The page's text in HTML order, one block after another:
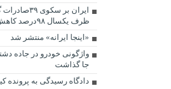
ایران بر
ظرف یکسال ۹۸درصد کاهش یافت
«اینجا ایرانه» منتشر شد
واژگونی خودرو در جاده
جا گذاشت
دادگاه رسیدگی به پرونده